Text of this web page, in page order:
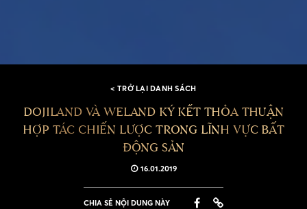
< TRỞ LẠI DANH SÁCH
DOJILAND VÀ WELAND KÝ KẾT THỎA THUẬN
HỢP TÁC CHIẾN LƯỢC TRONG LĨNH VỰC BẤT
ĐỘNG SẢN
16.01.2019
CHIA SẺ NỘI DUNG NÀY